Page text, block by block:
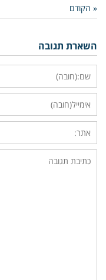
« הקודם
השארת תגובה